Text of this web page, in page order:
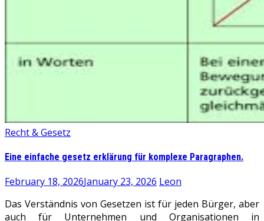
Recht & Gesetz
Eine einfache gesetz erklärung für komplexe Paragraphen.
February 18, 2026January 23, 2026 Leon
Das Verständnis von Gesetzen ist für jeden Bürger, aber
auch für Unternehmen und Organisationen in